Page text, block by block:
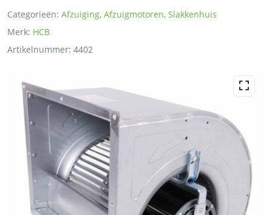
Categorieën: Afzuiging, Afzuigmotoren, Slakkenhuis
Merk: HCB
Artikelnummer: 4402